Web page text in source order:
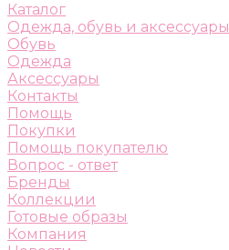
Каталог
Одежда, обувь и аксессуары
Обувь
Одежда
Аксессуары
Контакты
Помощь
Покупки
Помощь покупателю
Вопрос - ответ
Бренды
Коллекции
Готовые образы
Компания